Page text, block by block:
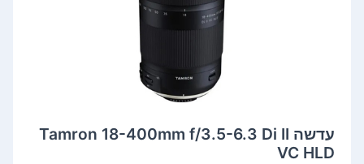
‏עדשה Tamron 18-400mm f/3.5-6.3 Di II
VC HLD